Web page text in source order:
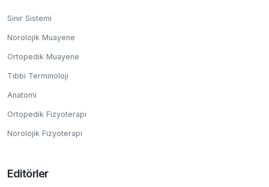
Sinir Sistemi
Nörolojik Muayene
Ortopedik Muayene
Tıbbi Terminoloji
Anatomi
Ortopedik Fizyoterapi
Nörolojik Fizyoterapi
Editörler